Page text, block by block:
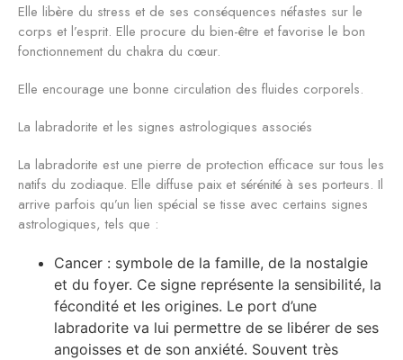
Elle libère du stress et de ses conséquences néfastes sur le
corps et l’esprit. Elle procure du bien-être et favorise le bon
fonctionnement du chakra du cœur.
Elle encourage une bonne circulation des fluides corporels.
La labradorite et les signes astrologiques associés
La labradorite est une pierre de protection efficace sur tous les
natifs du zodiaque. Elle diffuse paix et sérénité à ses porteurs. Il
arrive parfois qu’un lien spécial se tisse avec certains signes
astrologiques, tels que :
Cancer : symbole de la famille, de la nostalgie
et du foyer. Ce signe représente la sensibilité, la
fécondité et les origines. Le port d’une
labradorite va lui permettre de se libérer de ses
angoisses et de son anxiété. Souvent très